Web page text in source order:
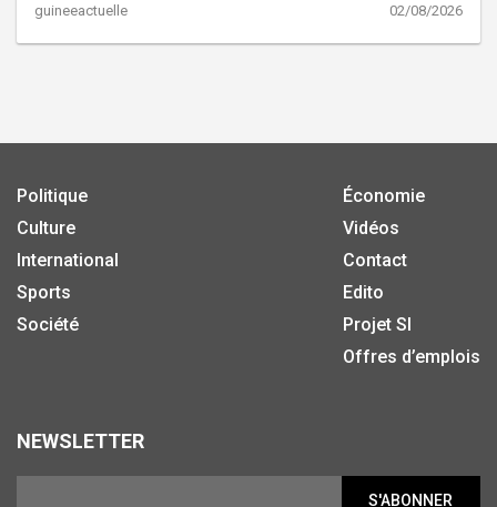
guineeactuelle 02/08/2026
Politique
Culture
International
Sports
Société
Économie
Vidéos
Contact
Edito
Projet SI
Offres d’emplois
NEWSLETTER
S'ABONNER